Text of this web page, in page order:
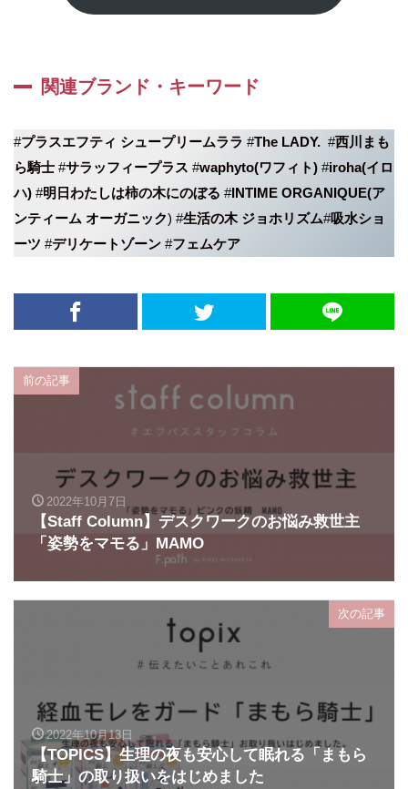
関連ブランド・キーワード
#プラスエフティ シュープリームララ #The LADY. #西川まも
ら騎士 #サラッフィープラス #waphyto(ワフィト) #iroha(イロ
ハ) #明日わたしは柿の木にのぼる #INTIME ORGANIQUE(ア
ンティーム オーガニック) #生活の木 ジョホリズム#吸水ショ
ーツ #デリケートゾーン #フェムケア
前の記事
2022年10月7日
【Staff Column】デスクワークのお悩み救世主
「姿勢をマモる」MAMO
次の記事
2022年10月13日
【TOPICS】生理の夜も安心して眠れる「まもら
騎士」の取り扱いをはじめました